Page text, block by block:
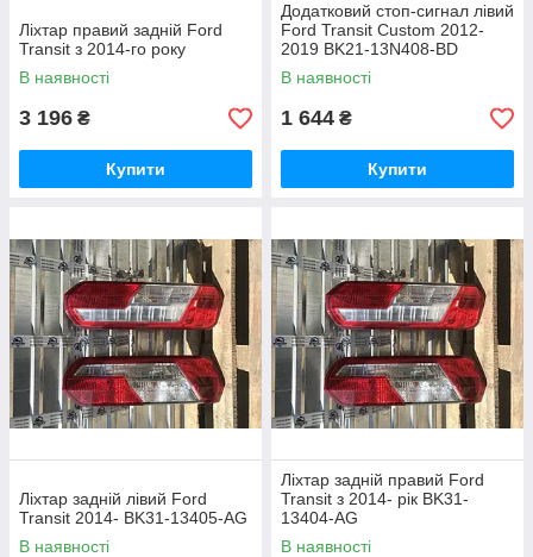
Ліхтар правий задній Ford
Transit з 2014-го року
В наявності
3 196 ₴
Купити
Додатковий стоп-сигнал лівий
Ford Transit Custom 2012-
2019 BK21-13N408-BD
В наявності
1 644 ₴
Купити
Ліхтар задній лівий Ford
Transit 2014- BK31-13405-AG
В наявності
Ліхтар задній правий Ford
Transit з 2014- рік BK31-
13404-AG
В наявності